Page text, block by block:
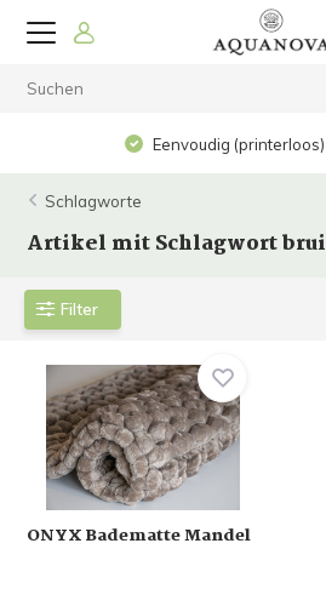
Eenvoudig
Schlagworte
Artikel mit Schlagwort
Filter
ONYX Badematte Mandel